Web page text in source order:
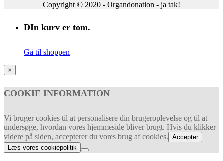
Copyright © 2020 - Organdonation - ja tak!
DIn kurv er tom.
Gå til shoppen
×
COOKIE INFORMATION
Vi bruger cookies til at personalisere din brugeroplevelse og til at
undersøge, hvordan vores hjemmeside bliver brugt. Hvis du klikker
videre på siden, accepterer du vores brug af cookies. Accepter
Læs vores cookiepolitik